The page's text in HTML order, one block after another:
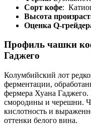
Сорт кофе:
Высота
Оценка Q-
Профиль чашки
Гаджего
Колумбийский лот
ферментации,
фермера Хуана Гаджего.
смородины и черешни.
кислотность и
оттенки белого вина.